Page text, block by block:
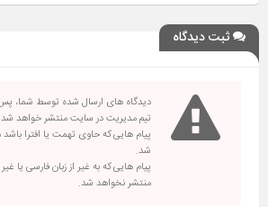
ثبت دیدگاه
دیدگاه های ارسال شده توسط شما،
تیم مدیریت در سایت منتشر خواهد شد.
پیام هایی که حاوی تهمت یا افترا
شد.
پیام هایی که به غیر از زبان فارسی یا
منتشر نخواهد شد.